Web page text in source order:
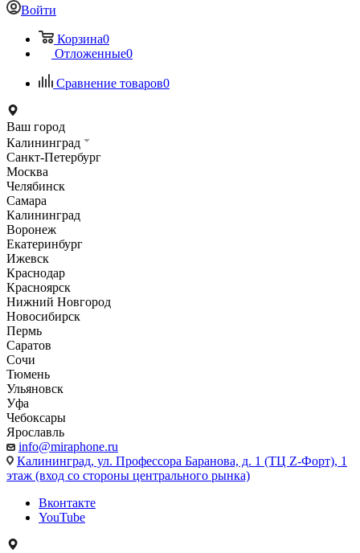
Войти
Корзина0
Отложенные0
Сравнение товаров0
Ваш город
Калининград
Санкт-Петербург
Москва
Челябинск
Самара
Калининград
Воронеж
Екатеринбург
Ижевск
Краснодар
Красноярск
Нижний Новгород
Новосибирск
Пермь
Саратов
Сочи
Тюмень
Ульяновск
Уфа
Чебоксары
Ярославль
info@miraphone.ru
Калининград, ул. Профессора Баранова, д. 1 (ТЦ Z-Форт), 1
этаж (вход со стороны центрального рынка)
Вконтакте
YouTube